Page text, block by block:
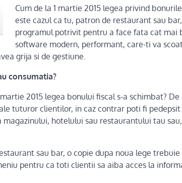
Cum de la 1 martie 2015 legea privind
este cazul ca tu, patron de restaurant sau
programul potrivit pentru a face fata cat mai
software modern, performant, care-ti va
grija si de gestiune.
consumatia?
2015 legea bonului fiscal s-a schimbat?
tuturor clientilor, in caz contrar poti fi pedepsit
hotelului sau restaurantului tau
sau bar, o copie dupa noua lege
pentru ca toti clientii sa aiba acces la